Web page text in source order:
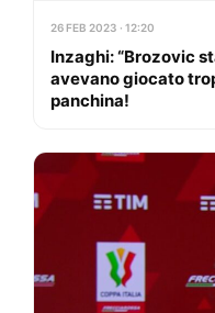
26 FEB 2023 · 12:20
Inzaghi: “Brozovic
avevano giocato
panchina!